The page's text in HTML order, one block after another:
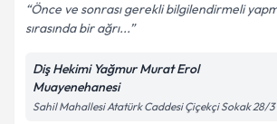
Önce ve sonrası gerekli bilgilendirmeli
sırasında bir ağrı...
Diş Hekimi Yağmur Murat Erol
Muayenehanesi
Sahil Mahallesi Atatürk Caddesi Çiçekçi Sokak 28/3